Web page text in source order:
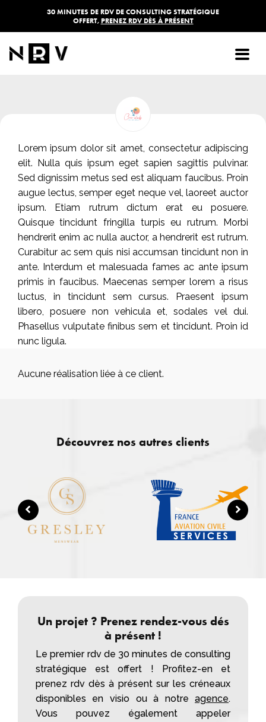
30 MINUTES DE RDV DE CONSULTING STRATÉGIQUE
OFFERT, PRENEZ RDV DÈS À PRÉSENT
Lorem ipsum dolor sit amet, consectetur adipiscing
elit. Nulla quis ipsum eget sapien sagittis pulvinar.
Sed dignissim metus sed est aliquam faucibus. Proin
augue lectus, semper eget neque vel, laoreet auctor
ipsum. Etiam rutrum dictum erat eu posuere.
Quisque tincidunt fringilla turpis eu rutrum. Morbi
hendrerit enim ac nulla auctor, a hendrerit est rutrum.
Curabitur ac sem quis nisi accumsan tincidunt non in
ante. Interdum et malesuada fames ac ante ipsum
primis in faucibus. Maecenas semper lorem a risus
luctus, in tincidunt sem cursus. Praesent ipsum
libero, posuere non vehicula et, sodales vel dui.
Phasellus vulputate finibus sem et tincidunt. Proin id
nunc ligula.
Aucune réalisation liée à ce client.
Découvrez nos autres clients
Un projet ? Prenez rendez-vous dés
à présent !
Le premier rdv de 30 minutes de consulting
stratégique est offert ! Profitez-en et
prenez rdv dès à présent sur les créneaux
disponibles en visio ou à notreagence.
Vous pouvez également appeler